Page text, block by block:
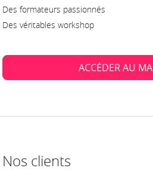
Des formateurs passionnés
Des véritables workshop
ACCÉDER AU
Nos clients